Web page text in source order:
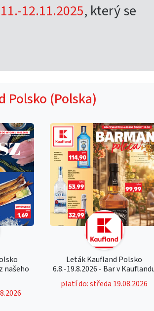
12.11.2025, který se
Polsko (Polska)
našeho
Leták Kaufland Polsko
6.8.-19.8.2026 - Bar v
platí do: středa 19.08.2026